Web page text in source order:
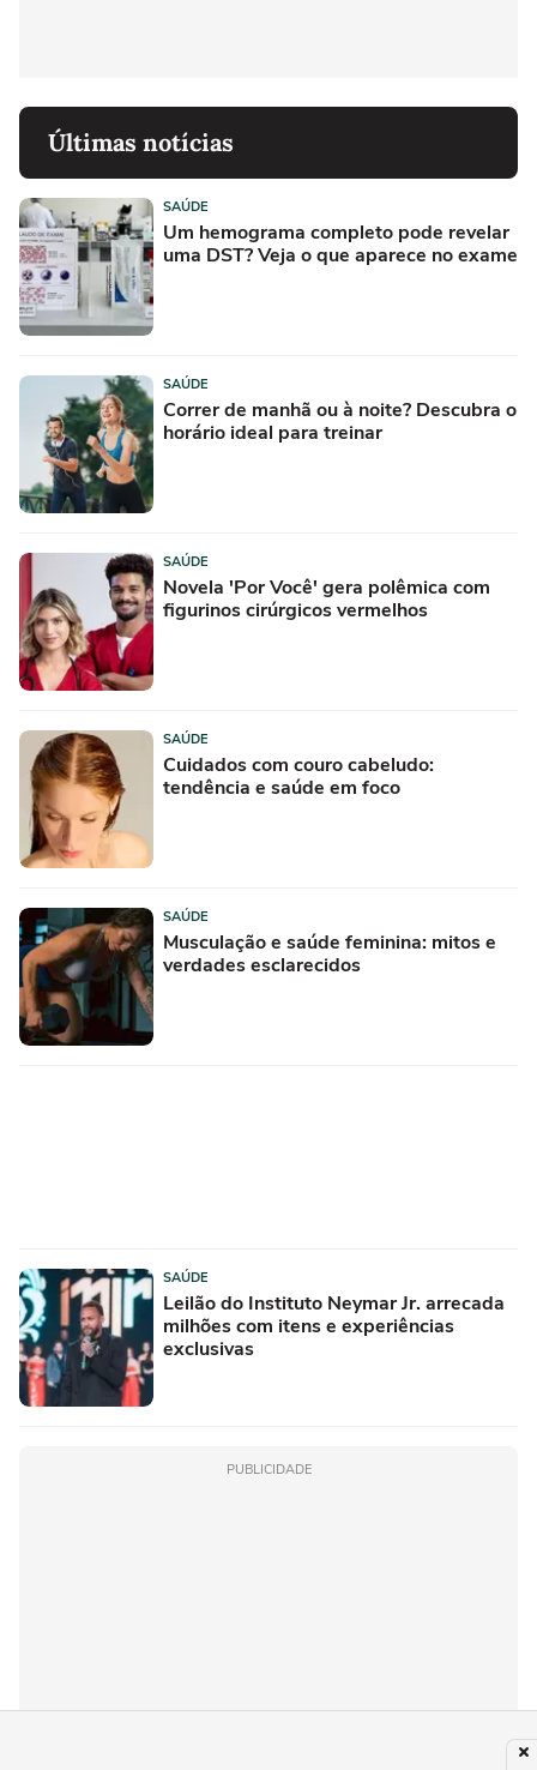
Últimas notícias
SAÚDE
Um hemograma completo pode revelar
uma DST? Veja o que aparece no exame
SAÚDE
Correr de manhã ou à noite? Descubra o
horário ideal para treinar
SAÚDE
Novela 'Por Você' gera polêmica com
figurinos cirúrgicos vermelhos
SAÚDE
Cuidados com couro cabeludo:
tendência e saúde em foco
SAÚDE
Musculação e saúde feminina: mitos e
verdades esclarecidos
SAÚDE
Leilão do Instituto Neymar Jr. arrecada
milhões com itens e experiências
exclusivas
PUBLICIDADE